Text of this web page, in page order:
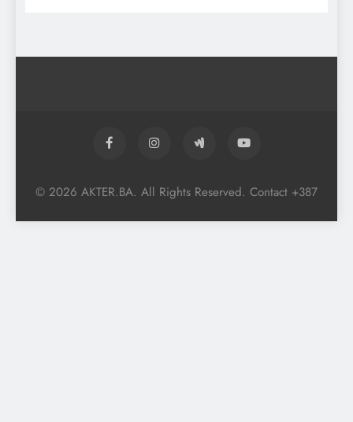
© 2026 AKTER.BA. All Rights Reserved. Contact +387